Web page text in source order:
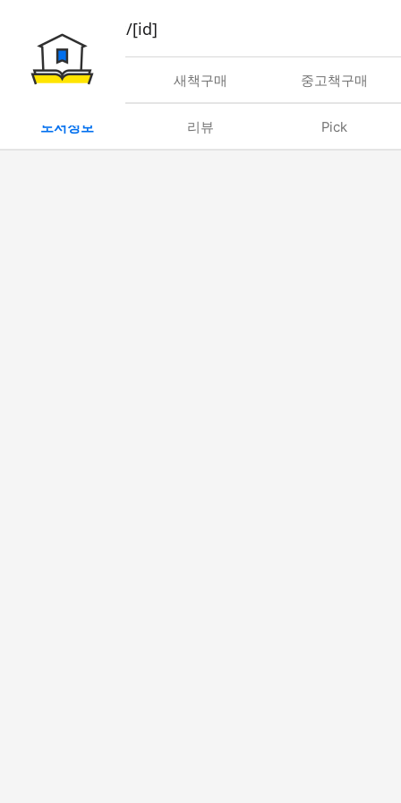
book/rent/[id]
대여 새책구매 중고책구매
도서정보 리뷰 Pick